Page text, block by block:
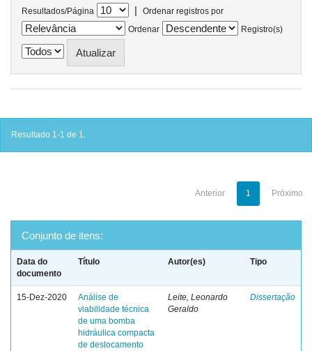
Resultados/Página |
Ordenar registros por
Ordenar
Registro(s)
Resultado 1-1 de 1.
Anterior 1 Próximo
Conjunto de itens:
Data do
documento
Título Autor(es) Tipo
15-Dez-2020
Análise de
viabilidade técnica
de uma bomba
hidráulica compacta
de deslocamento
Leite, Leonardo
Geraldo
Dissertação